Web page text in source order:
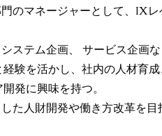
のマネージャーとして、IX
ステム企画、 サービス企画
験を活かし、社内の人材育
発に興味を持つ。
人財開発や働き方改革を目